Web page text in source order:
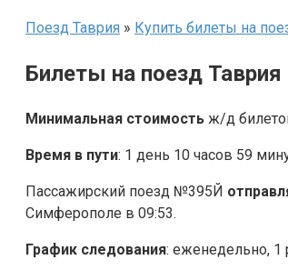
Поезд Таврия » Купить билеты на
Билеты на поезд
Минимальная стоимость ж/д
Время в пути: 1 день 10 часов 59
Пассажирский поезд №395Й
Симферополе в 09:53.
График следования: еженедельно, 1